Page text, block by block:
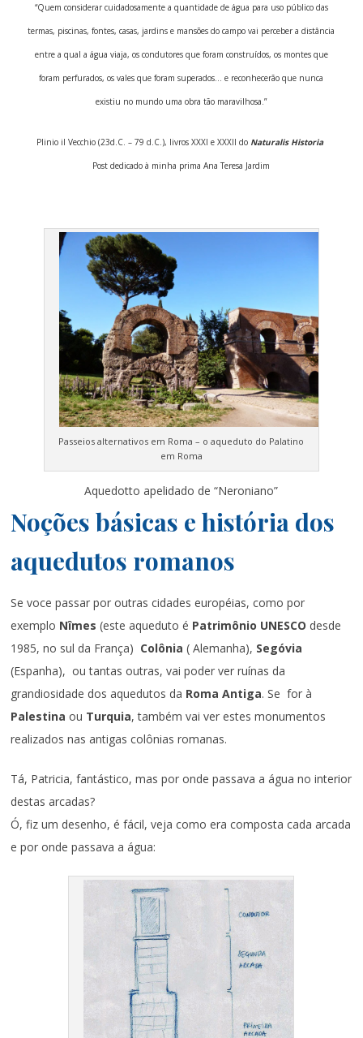
“Quem considerar cuidadosamente a quantidade de água para uso público das
termas, piscinas, fontes, casas, jardins e mansões do campo vai perceber a distância
entre a qual a água viaja, os condutores que foram construídos, os montes que
foram perfurados, os vales que foram superados… e reconhecerão que nunca
existiu no mundo uma obra tão maravilhosa.”
Plinio il Vecchio (23d.C. – 79 d.C.), livros XXXI e XXXII do Naturalis Historia
Post dedicado à minha prima Ana Teresa Jardim
Passeios alternativos em Roma – o aqueduto do Palatino
em Roma
Aquedotto apelidado de “Neroniano”
Noções básicas e história dos
aquedutos romanos
Se voce passar por outras cidades européias, como por
exemplo Nîmes(este aqueduto é Patrimônio UNESCO desde
1985, no sul da França) Colônia( Alemanha), Segóvia
(Espanha), ou tantas outras, vai poder ver ruínas da
grandiosidade dos aquedutos da Roma Antiga. Se for à
Palestina ou Turquia, também vai ver estes monumentos
realizados nas antigas colônias romanas.
Tá, Patricia, fantástico, mas por onde passava a água no interior
destas arcadas?
Ó, fiz um desenho, é fácil, veja como era composta cada arcada
e por onde passava a água: